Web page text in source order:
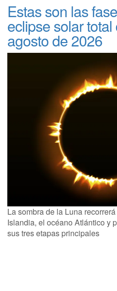
Estas son las
eclipse solar
agosto de 2026
La sombra de la Luna
Islandia, el océano Atlántico y
sus tres etapas principales